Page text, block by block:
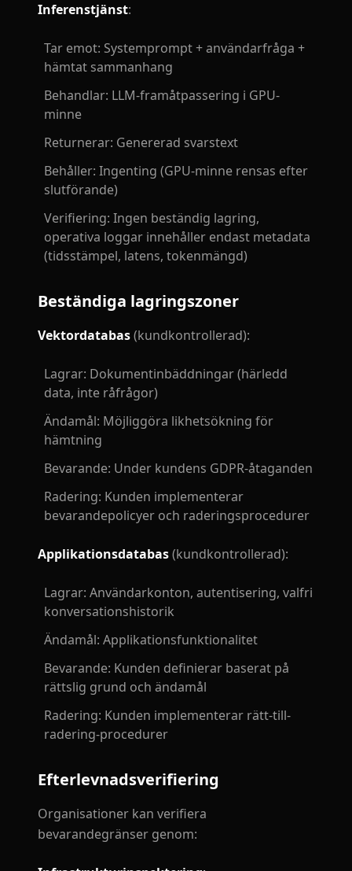
Inferenstjänst:
Tar emot: Systemprompt + användarfråga +
hämtat sammanhang
Behandlar: LLM-framåtpassering i GPU-
minne
Returnerar: Genererad svarstext
Behåller: Ingenting (GPU-minne rensas efter
slutförande)
Verifiering: Ingen beständig lagring,
operativa loggar innehåller endast metadata
(tidsstämpel, latens, tokenmängd)
Beständiga lagringszoner
Vektordatabas(kundkontrollerad):
Lagrar: Dokumentinbäddningar (härledd
data, inte råfrågor)
Ändamål: Möjliggöra likhetsökning för
hämtning
Bevarande: Under kundens GDPR-åtaganden
Radering: Kunden implementerar
bevarandepolicyer och raderingsprocedurer
Applikationsdatabas(kundkontrollerad):
Lagrar: Användarkonton, autentisering, valfri
konversationshistorik
Ändamål: Applikationsfunktionalitet
Bevarande: Kunden definierar baserat på
rättslig grund och ändamål
Radering: Kunden implementerar rätt-till-
radering-procedurer
Efterlevnadsverifiering
Organisationer kan verifiera
bevarandegränser genom: